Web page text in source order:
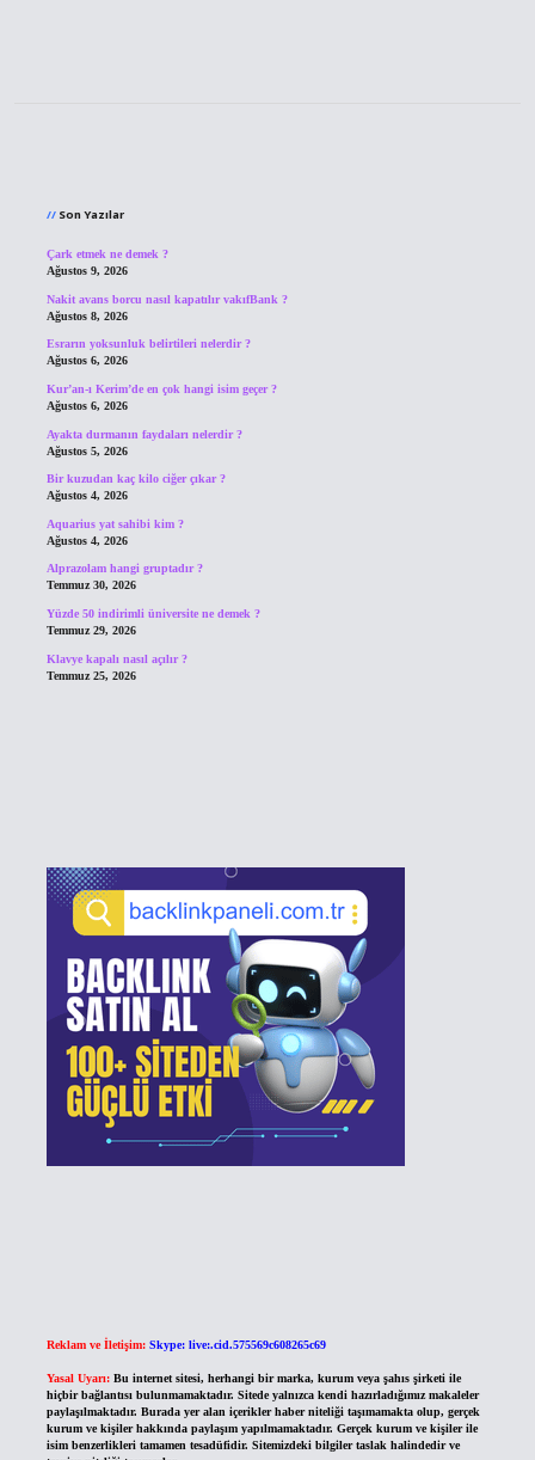
Son Yazılar
Çark etmek ne demek ?
Ağustos 9, 2026
Nakit avans borcu nasıl kapatılır vakıfBank ?
Ağustos 8, 2026
Esrarın yoksunluk belirtileri nelerdir ?
Ağustos 6, 2026
Kur’an-ı Kerim’de en çok hangi isim geçer ?
Ağustos 6, 2026
Ayakta durmanın faydaları nelerdir ?
Ağustos 5, 2026
Bir kuzudan kaç kilo ciğer çıkar ?
Ağustos 4, 2026
Aquarius yat sahibi kim ?
Ağustos 4, 2026
Alprazolam hangi gruptadır ?
Temmuz 30, 2026
Yüzde 50 indirimli üniversite ne demek ?
Temmuz 29, 2026
Klavye kapalı nasıl açılır ?
Temmuz 25, 2026
Reklam ve İletişim: Skype: live:.cid.575569c608265c69
Yasal Uyarı: Bu internet sitesi, herhangi bir marka, kurum veya şahıs şirketi ile
hiçbir bağlantısı bulunmamaktadır. Sitede yalnızca kendi hazırladığımız makaleler
paylaşılmaktadır. Burada yer alan içerikler haber niteliği taşımamakta olup, gerçek
kurum ve kişiler hakkında paylaşım yapılmamaktadır. Gerçek kurum ve kişiler ile
isim benzerlikleri tamamen tesadüfidir. Sitemizdeki bilgiler taslak halindedir ve